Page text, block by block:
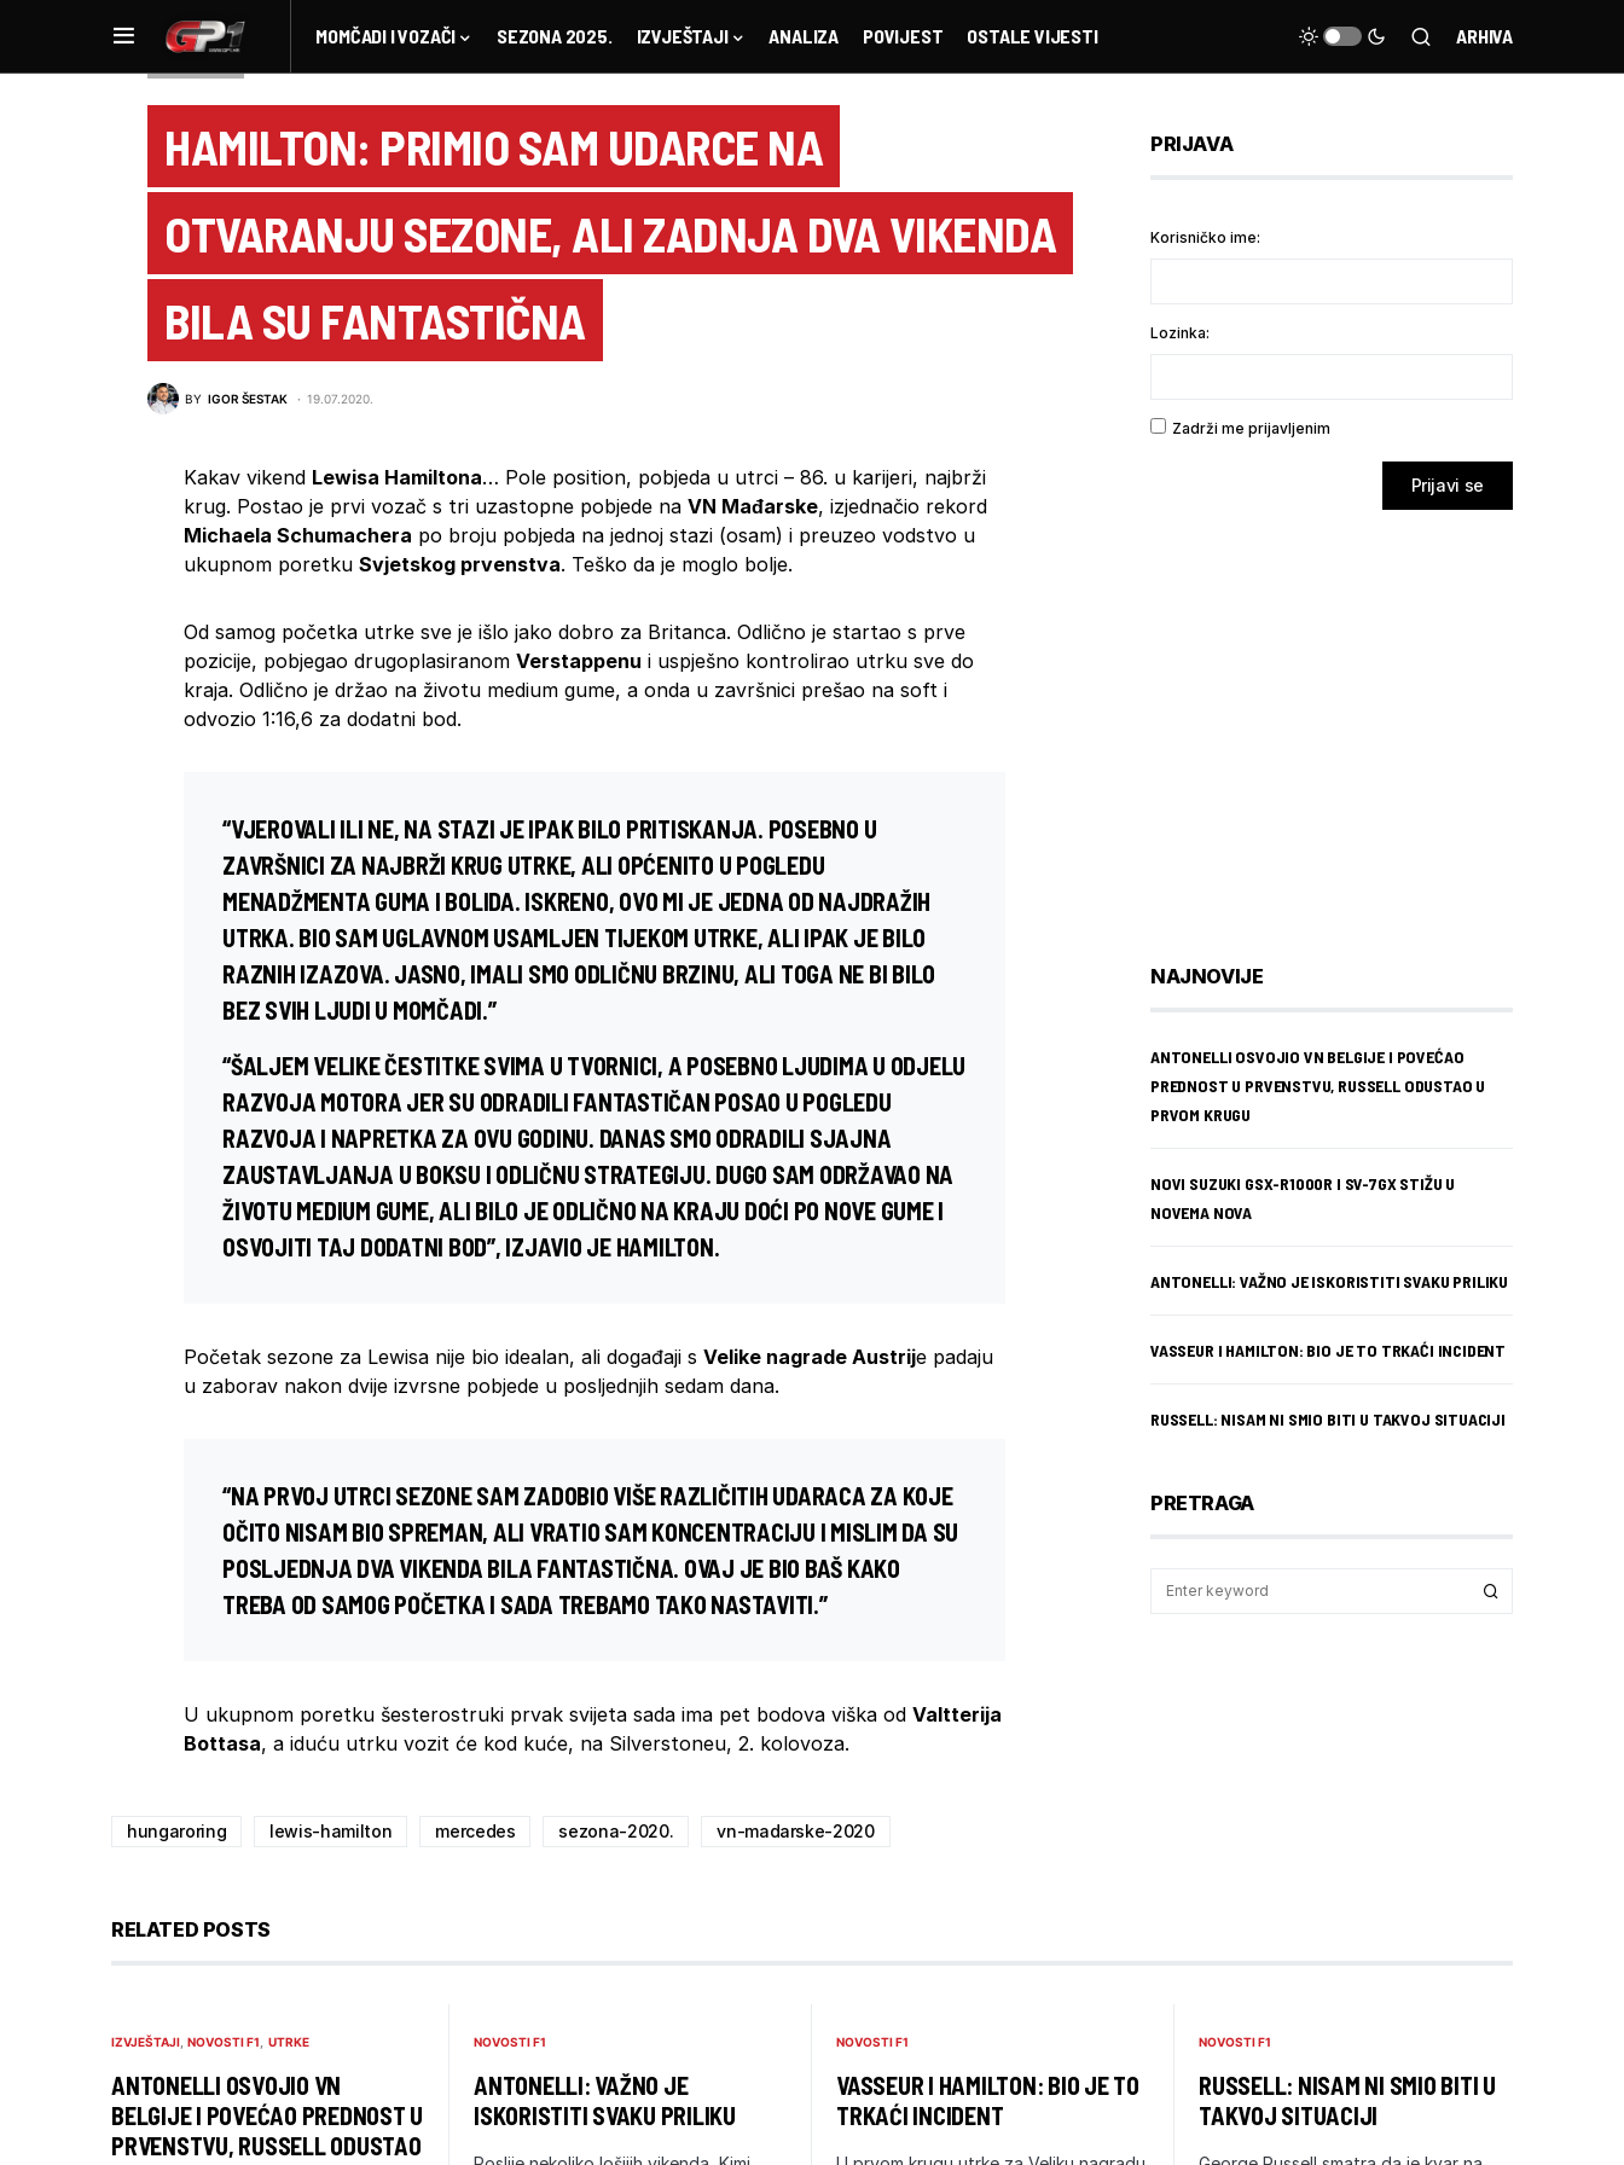
MOMČADI I VOZAČI SEZONA 2025. IZVJEŠTAJI ANALIZA POVIJEST OSTALE VIJESTI ARHIVA
HAMILTON: PRIMIO SAM UDARCE NA
OTVARANJU SEZONE, ALI ZADNJA DVA VIKENDA
BILA SU FANTASTIČNA
BY IGOR ŠESTAK 19.07.2020.
Kakav vikend Lewisa Hamiltona… Pole position, pobjeda u utrci – 86. u karijeri, najbrži
krug. Postao je prvi vozač s tri uzastopne pobjede na VN Mađarske, izjednačio rekord
Michaela Schumachera po broju pobjeda na jednoj stazi (osam) i preuzeo vodstvo u
ukupnom poretku Svjetskog prvenstva. Teško da je moglo bolje.
Od samog početka utrke sve je išlo jako dobro za Britanca. Odlično je startao s prve
pozicije, pobjegao drugoplasiranom Verstappenu i uspješno kontrolirao utrku sve do
kraja. Odlično je držao na životu medium gume, a onda u završnici prešao na soft i
odvozio 1:16,6 za dodatni bod.
“VJEROVALI ILI NE, NA STAZI JE IPAK BILO PRITISKANJA. POSEBNO U
ZAVRŠNICI ZA NAJBRŽI KRUG UTRKE, ALI OPĆENITO U POGLEDU
MENADŽMENTA GUMA I BOLIDA. ISKRENO, OVO MI JE JEDNA OD NAJDRAŽIH
UTRKA. BIO SAM UGLAVNOM USAMLJEN TIJEKOM UTRKE, ALI IPAK JE BILO
RAZNIH IZAZOVA. JASNO, IMALI SMO ODLIČNU BRZINU, ALI TOGA NE BI BILO
BEZ SVIH LJUDI U MOMČADI.”
“ŠALJEM VELIKE ČESTITKE SVIMA U TVORNICI, A POSEBNO LJUDIMA U ODJELU
RAZVOJA MOTORA JER SU ODRADILI FANTASTIČAN POSAO U POGLEDU
RAZVOJA I NAPRETKA ZA OVU GODINU. DANAS SMO ODRADILI SJAJNA
ZAUSTAVLJANJA U BOKSU I ODLIČNU STRATEGIJU. DUGO SAM ODRŽAVAO NA
ŽIVOTU MEDIUM GUME, ALI BILO JE ODLIČNO NA KRAJU DOĆI PO NOVE GUME I
OSVOJITI TAJ DODATNI BOD”, IZJAVIO JE HAMILTON.
Početak sezone za Lewisa nije bio idealan, ali događaji s Velike nagrade Austrije padaju
u zaborav nakon dvije izvrsne pobjede u posljednjih sedam dana.
“NA PRVOJ UTRCI SEZONE SAM ZADOBIO VIŠE RAZLIČITIH UDARACA ZA KOJE
OČITO NISAM BIO SPREMAN, ALI VRATIO SAM KONCENTRACIJU I MISLIM DA SU
POSLJEDNJA DVA VIKENDA BILA FANTASTIČNA. OVAJ JE BIO BAŠ KAKO
TREBA OD SAMOG POČETKA I SADA TREBAMO TAKO NASTAVITI.”
U ukupnom poretku šesterostruki prvak svijeta sada ima pet bodova viška od Valtterija
Bottasa, a iduću utrku vozit će kod kuće, na Silverstoneu, 2. kolovoza.
hungaroring lewis-hamilton mercedes sezona-2020. vn-madarske-2020
PRIJAVA
Korisničko ime:
Lozinka:
Zadrži me prijavljenim
Prijavi se
NAJNOVIJE
ANTONELLI OSVOJIO VN BELGIJE I POVEĆAO
PREDNOST U PRVENSTVU, RUSSELL ODUSTAO U
PRVOM KRUGU
NOVI SUZUKI GSX-R1000R I SV-7GX STIŽU U
NOVEMA NOVA
ANTONELLI: VAŽNO JE ISKORISTITI SVAKU PRILIKU
VASSEUR I HAMILTON: BIO JE TO TRKAĆI INCIDENT
RUSSELL: NISAM NI SMIO BITI U TAKVOJ SITUACIJI
PRETRAGA
RELATED POSTS
IZVJEŠTAJI NOVOSTI F1 UTRKE
ANTONELLI OSVOJIO VN
BELGIJE I POVEĆAO PREDNOST U
PRVENSTVU, RUSSELL ODUSTAO
NOVOSTI F1
ANTONELLI: VAŽNO JE
ISKORISTITI SVAKU PRILIKU
NOVOSTI F1
VASSEUR I HAMILTON: BIO JE TO
TRKAĆI INCIDENT
NOVOSTI F1
RUSSELL: NISAM NI SMIO BITI U
TAKVOJ SITUACIJI